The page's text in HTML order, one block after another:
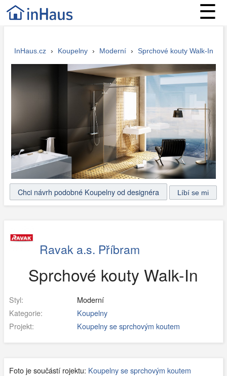
☰
InHaus.cz › Koupelny › Moderní › Sprchové kouty Walk-In
Chci návrh podobné Koupelny od designéra
Ravak a.s. Příbram
Sprchové kouty Walk-In
Styl:
Moderní
Kategorie:
Koupelny
Projekt:
Koupelny se sprchovým koutem
Foto je součástí rojektu: Koupelny se sprchovým koutem